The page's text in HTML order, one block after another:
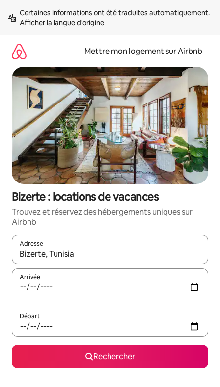
directement
Afficher la langue d'origine
Mettre mon logement sur Airbnb
Bizerte : locations de vacances
Trouvez et réservez des hébergements uniques sur
Airbnb
Adresse
Lorsque les résultats s'affichent, utilisez les flèches vers le
Arrivée
Départ
Rechercher